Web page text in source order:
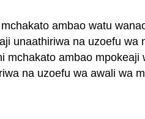
ambao watu
unaathiriwa na uzoefu
ambao
na uzoefu wa awali wa